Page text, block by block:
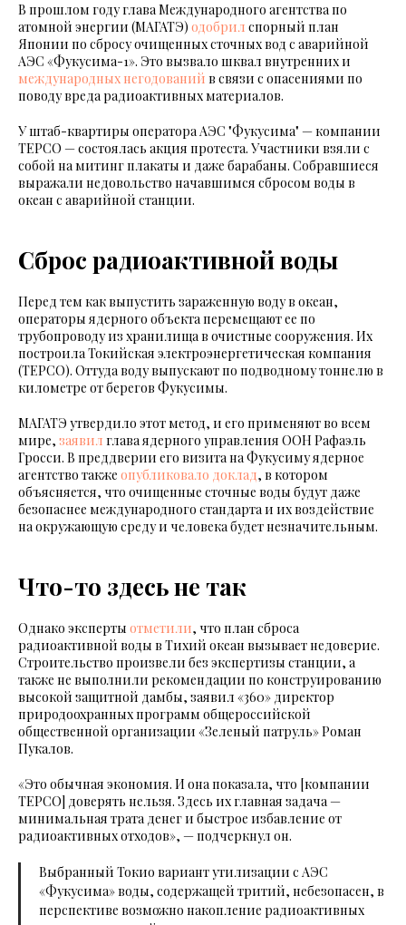
В прошлом году глава Международного агентства по
атомной энергии (МАГАТЭ) одобрил спорный план
Японии по сбросу очищенных сточных вод с аварийной
АЭС «Фукусима-1». Это вызвало шквал внутренних и
международных негодований в связи с опасениями по
поводу вреда радиоактивных материалов.
У штаб-квартиры оператора АЭС "Фукусима" — компании
ТЕРСО — состоялась акция протеста. Участники взяли с
собой на митинг плакаты и даже барабаны. Собравшиеся
выражали недовольство начавшимся сбросом воды в
океан с аварийной станции.
Сброс радиоактивной воды
Перед тем как выпустить зараженную воду в океан,
операторы ядерного объекта перемещают ее по
трубопроводу из хранилища в очистные сооружения. Их
построила Токийская электроэнергетическая компания
(TEPCO). Оттуда воду выпускают по подводному тоннелю в
километре от берегов Фукусимы.
МАГАТЭ утвердило этот метод, и его применяют во всем
мире, заявил глава ядерного управления ООН Рафаэль
Гросси. В преддверии его визита на Фукусиму ядерное
агентство также опубликовало доклад, в котором
объясняется, что очищенные сточные воды будут даже
безопаснее международного стандарта и их воздействие
на окружающую среду и человека будет незначительным.
Что-то здесь не так
Однако эксперты отметили, что план сброса
радиоактивной воды в Тихий океан вызывает недоверие.
Строительство произвели без экспертизы станции, а
также не выполнили рекомендации по конструированию
высокой защитной дамбы, заявил «360» директор
природоохранных программ общероссийской
общественной организации «Зеленый патруль» Роман
Пукалов.
«Это обычная экономия. И она показала, что [компании
ТЕРСО] доверять нельзя. Здесь их главная задача —
минимальная трата денег и быстрое избавление от
радиоактивных отходов», — подчеркнул он.
Выбранный Токио вариант утилизации с АЭС
«Фукусима» воды, содержащей тритий, небезопасен, в
перспективе возможно накопление радиоактивных